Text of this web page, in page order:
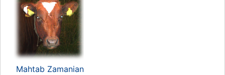
Mahtab Zamanian